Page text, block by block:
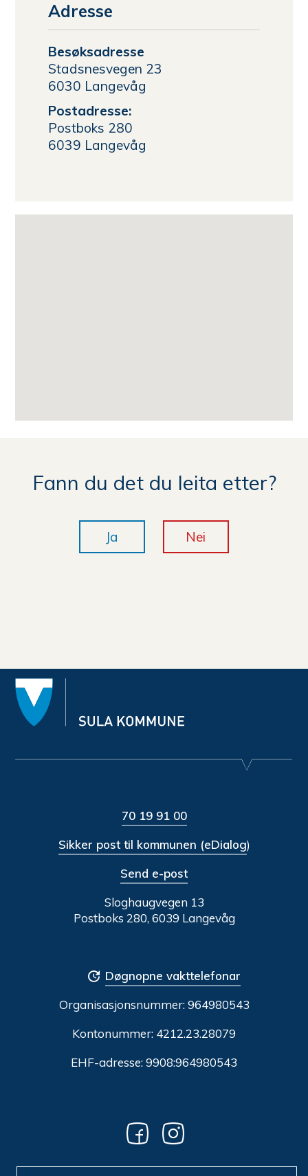
Adresse
Besøksadresse
Stadsnesvegen 23
6030 Langevåg
Postadresse:
Postboks 280
6039 Langevåg
Fann du det du leita etter?
Ja Nei
70 19 91 00
Sikker post til kommunen (eDialog)
Send e-post
Sloghaugvegen 13
Postboks 280, 6039 Langevåg
Døgnopne vakttelefonar
Organisasjonsnummer:964980543
Kontonummer: 4212.23.28079
EHF-adresse: 9908:964980543